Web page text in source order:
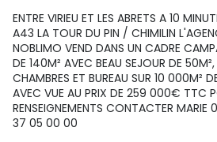
ENTRE VIRIEU ET LES ABRETS A 10
A43 LA TOUR DU PIN / CHIMILIN
NOBLIMO VEND DANS UN CADRE
DE 140M² AVEC BEAU SEJOUR DE 50M²,
CHAMBRES ET BUREAU SUR 10 000M²
AVEC VUE AU PRIX DE 259 000€ TTC
RENSEIGNEMENTS CONTACTER
37 05 00 00